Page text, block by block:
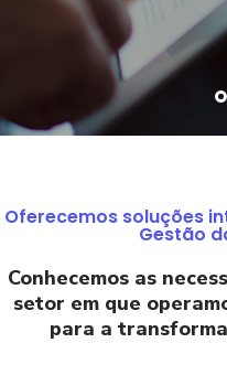
Oferecemos soluções
Gestão
Conhecemos as
setor em que
para a